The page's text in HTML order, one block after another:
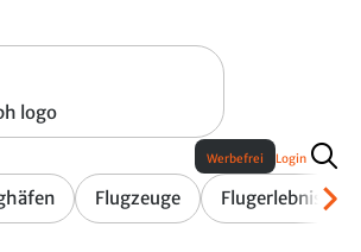
logo
Flugzeuge Flugerlebnis
Werbefrei Login